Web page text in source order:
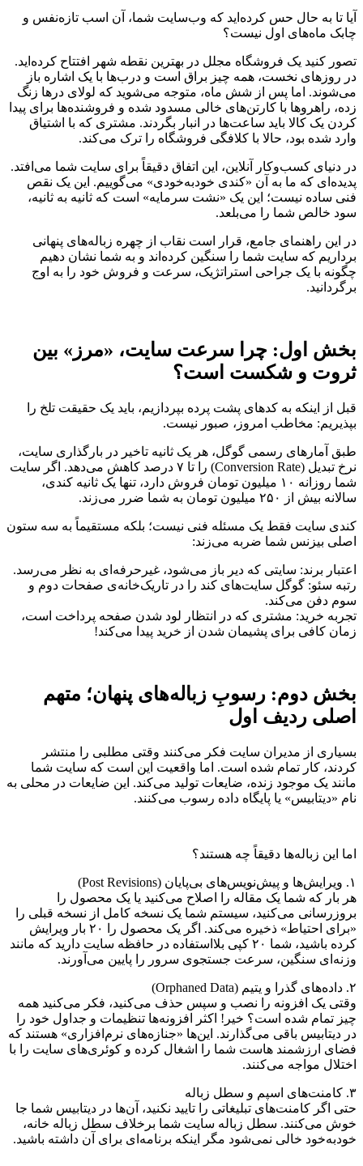
آیا تا به حال حس کرده‌اید که وب‌سایت شما، آن اسب تازه‌نفس و
چابک ماه‌های اول نیست؟
تصور کنید یک فروشگاه مجلل در بهترین نقطه شهر افتتاح کرده‌اید.
در روزهای نخست، همه چیز براق است و درب‌ها با یک اشاره باز
می‌شوند. اما پس از شش ماه، متوجه می‌شوید که لولای درها زنگ
زده، راهروها با کارتن‌های خالی مسدود شده و فروشنده‌ها برای پیدا
کردن یک کالا باید ساعت‌ها در انبار بگردند. مشتری که با اشتیاق
وارد شده بود، حالا با کلافگی فروشگاه را ترک می‌کند.
در دنیای کسب‌وکار آنلاین، این اتفاق دقیقاً برای سایت شما می‌افتد.
پدیده‌ای که ما به آن «کندی خودبه‌خودی» می‌گوییم. این یک نقص
فنی ساده نیست؛ این یک «نشت سرمایه» است که ثانیه به ثانیه،
سود خالص شما را می‌بلعد.
در این راهنمای جامع، قرار است نقاب از چهره زباله‌های پنهانی
برداریم که سایت شما را سنگین کرده‌اند و به شما نشان دهیم
چگونه با یک جراحی استراتژیک، سرعت و فروش خود را به اوج
برگردانید.
بخش اول: چرا سرعت سایت، «مرز» بین
ثروت و شکست است؟
قبل از اینکه به کدهای پشت پرده بپردازیم، باید یک حقیقت تلخ را
بپذیریم: مخاطب امروز، صبور نیست.
طبق آمارهای رسمی گوگل، هر یک ثانیه تاخیر در بارگذاری سایت،
نرخ تبدیل (Conversion Rate) را تا ۷ درصد کاهش می‌دهد. اگر سایت
شما روزانه ۱۰ میلیون تومان فروش دارد، تنها یک ثانیه کندی،
سالانه بیش از ۲۵۰ میلیون تومان به شما ضرر می‌زند.
کندی سایت فقط یک مسئله فنی نیست؛ بلکه مستقیماً به سه ستون
اصلی بیزنس شما ضربه می‌زند:
اعتبار برند: سایتی که دیر باز می‌شود، غیرحرفه‌ای به نظر می‌رسد.
رتبه سئو: گوگل سایت‌های کند را در تاریک‌خانه‌ی صفحات دوم و
سوم دفن می‌کند.
تجربه خرید: مشتری که در انتظار لود شدن صفحه پرداخت است،
زمان کافی برای پشیمان شدن از خرید پیدا می‌کند!
بخش دوم: رسوبِ زباله‌های پنهان؛ متهم
اصلی ردیف اول
بسیاری از مدیران سایت فکر می‌کنند وقتی مطلبی را منتشر
کردند، کار تمام شده است. اما واقعیت این است که سایت شما
مانند یک موجود زنده، ضایعات تولید می‌کند. این ضایعات در محلی به
نام «دیتابیس» یا پایگاه داده رسوب می‌کنند.
اما این زباله‌ها دقیقاً چه هستند؟
۱. ویرایش‌ها و پیش‌نویس‌های بی‌پایان (Post Revisions)
هر بار که شما یک مقاله را اصلاح می‌کنید یا یک محصول را
بروزرسانی می‌کنید، سیستم شما یک نسخه کامل از نسخه قبلی را
«برای احتیاط» ذخیره می‌کند. اگر یک محصول را ۲۰ بار ویرایش
کرده باشید، شما ۲۰ کپی بلااستفاده در حافظه سایت دارید که مانند
وزنه‌ای سنگین، سرعت جستجوی سرور را پایین می‌آورند.
۲. داده‌های گذرا و یتیم (Orphaned Data)
وقتی یک افزونه را نصب و سپس حذف می‌کنید، فکر می‌کنید همه
چیز تمام شده است؟ خیر! اکثر افزونه‌ها تنظیمات و جداول خود را
در دیتابیس باقی می‌گذارند. این‌ها «جنازه‌های نرم‌افزاری» هستند که
فضای ارزشمند هاست شما را اشغال کرده و کوئری‌های سایت را با
اختلال مواجه می‌کنند.
۳. کامنت‌های اسپم و سطل زباله
حتی اگر کامنت‌های تبلیغاتی را تایید نکنید، آن‌ها در دیتابیس شما جا
خوش می‌کنند. سطل زباله سایت شما برخلاف سطل زباله خانه،
خودبه‌خود خالی نمی‌شود مگر اینکه برنامه‌ای برای آن داشته باشید.